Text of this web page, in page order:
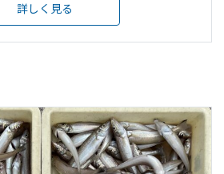
詳しく見る